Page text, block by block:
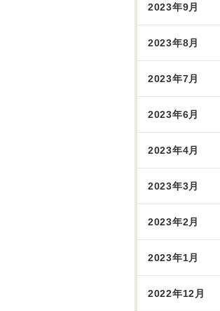
2023年9月
2023年8月
2023年7月
2023年6月
2023年4月
2023年3月
2023年2月
2023年1月
2022年12月